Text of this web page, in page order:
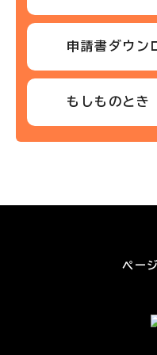
申請書ダウン
もしものとき
ペー